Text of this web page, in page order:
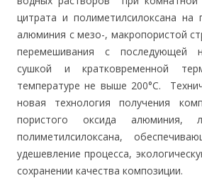
цитрата и полиметилсилоксана на
алюминия с мезо-, макропористой
перемешивания с последующей
сушкой и кратковременной
температуре не выше 200°C.
новая технология получения
пористого оксида алюминия,
полиметилсилоксана,
удешевление процесса,
сохранении качества композиции.